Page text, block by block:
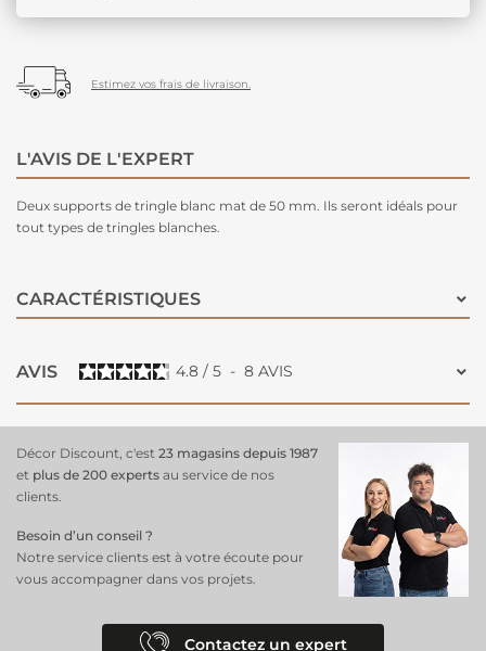
Estimez vos frais de livraison.
L'AVIS DE L'EXPERT
Deux supports de tringle blanc mat de 50 mm. Ils seront idéals pour
tout types de tringles blanches.
CARACTÉRISTIQUES
AVIS 4.8 / 5 - 8 AVIS
Décor Discount, c'est 23 magasins depuis 1987
et plus de 200 experts au service de nos
clients.
Besoin d’un conseil ?
Notre service clients est à votre écoute pour
vous accompagner dans vos projets.
Contactez un expert